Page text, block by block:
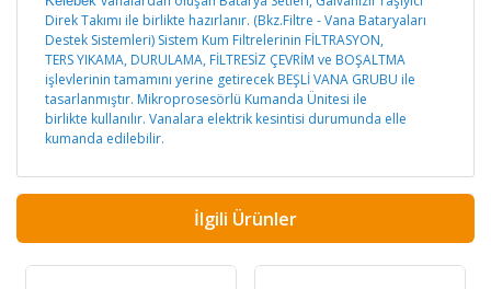
Direk Takımı ile birlikte hazırlanır. (Bkz.Filtre - Vana Bataryaları
Destek Sistemleri) Sistem Kum Filtrelerinin FİLTRASYON,
TERS YIKAMA, DURULAMA, FİLTRESİZ ÇEVRİM ve BOŞALTMA
işlevlerinin tamamını yerine getirecek BEŞLİ VANA GRUBU ile
tasarlanmıştır. Mikroprosesörlü Kumanda Ünitesi ile
birlikte kullanılır. Vanalara elektrik kesintisi durumunda elle
kumanda edilebilir.
İlgili Ürünler